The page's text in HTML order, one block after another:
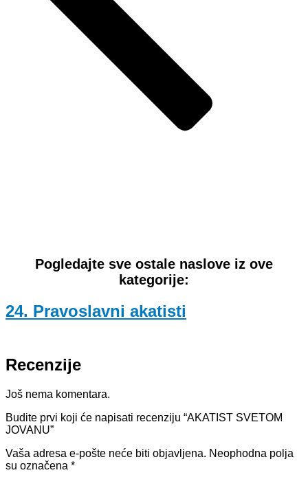
Pogledajte sve ostale naslove iz ove
kategorije:
24. Pravoslavni akatisti
Recenzije
Još nema komentara.
Budite prvi koji će napisati recenziju “AKATIST SVETOM
JOVANU”
Vaša adresa e-pošte neće biti objavljena. Neophodna polja
su označena *